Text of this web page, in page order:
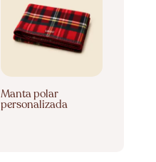
Manta polar
personalizada